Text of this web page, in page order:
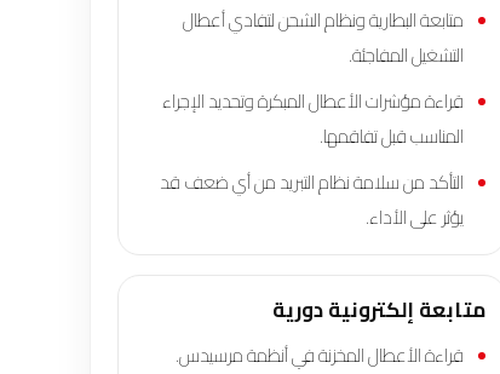
متابعة البطارية ونظام الشحن لتفادي أعطال
التشغيل المفاجئة.
قراءة مؤشرات الأعطال المبكرة وتحديد الإجراء
المناسب قبل تفاقمها.
التأكد من سلامة نظام التبريد من أي ضعف قد
يؤثر على الأداء.
متابعة إلكترونية دورية
قراءة الأعطال المخزنة في أنظمة مرسيدس.